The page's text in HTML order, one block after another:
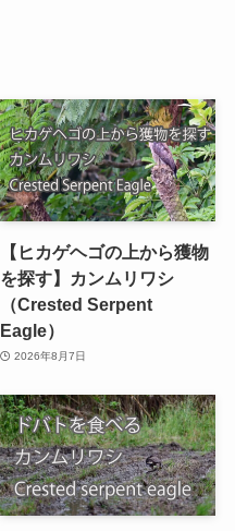
【ヒカゲヘゴの上から獲物
を探す】カンムリワシ
（Crested Serpent
Eagle）
2026年8月7日